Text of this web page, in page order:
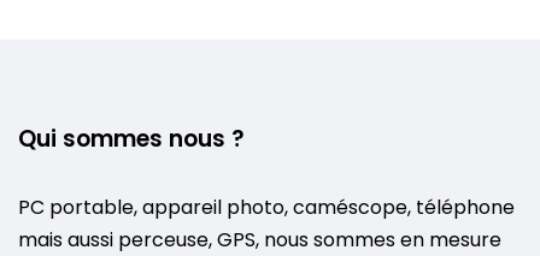
Qui sommes nous ?
PC portable, appareil photo, caméscope, téléphone
mais aussi perceuse, GPS, nous sommes en mesure